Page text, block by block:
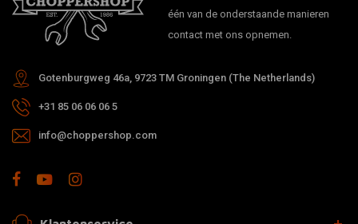
één van de onderstaande manieren
contact met ons opnemen.
Gotenburgweg 46a, 9723 TM Groningen (The Netherlands)
+31 85 06 06 06 5
info@choppershop.com